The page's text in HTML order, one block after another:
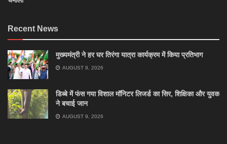
Recent News
मुख्यमंत्री ने हर घर तिरंगा यात्रा कार्यक्रम में किया प्रतिभाग
AUGUST 9, 2026
डिब्बे में फंस गया विशाल मॉनिटर लिजर्ड का सिर, शिक्षिका और युवक
ने बचाई जान
AUGUST 9, 2026